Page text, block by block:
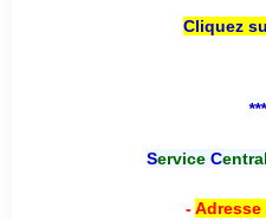
Cliquez
Service C
-Adresse